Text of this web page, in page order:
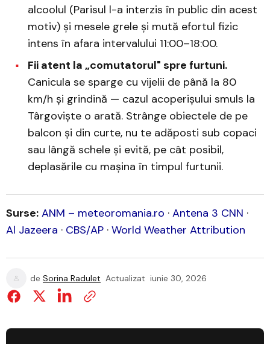
alcoolul (Parisul l-a interzis în public din acest
motiv) și mesele grele și mută efortul fizic
intens în afara intervalului 11:00–18:00.
Fii atent la „comutatorul" spre furtuni.
Canicula se sparge cu vijelii de până la 80
km/h și grindină — cazul acoperișului smuls la
Târgoviște o arată. Strânge obiectele de pe
balcon și din curte, nu te adăposti sub copaci
sau lângă schele și evită, pe cât posibil,
deplasările cu mașina în timpul furtunii.
Surse: ANM – meteoromania.ro · Antena 3 CNN ·
Al Jazeera · CBS/AP · World Weather Attribution
de Sorina Radulet Actualizat iunie 30, 2026